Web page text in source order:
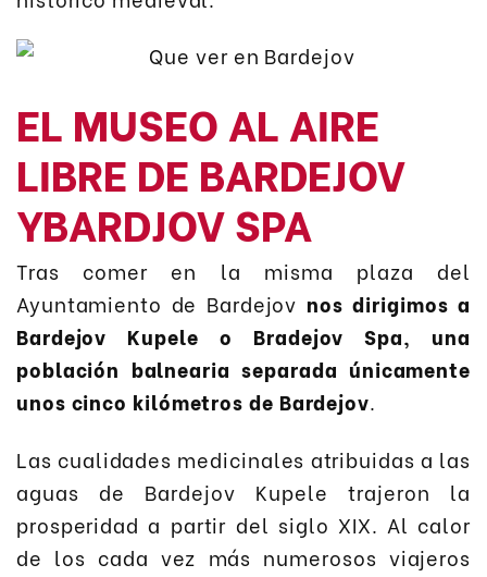
EL MUSEO AL AIRE
LIBRE DE BARDEJOV
YBARDJOV SPA
Tras comer en la misma plaza del
Ayuntamiento de Bardejov nos dirigimos a
Bardejov Kupele o Bradejov Spa, una
población balnearia separada únicamente
unos cinco kilómetros de Bardejov.
Las cualidades medicinales atribuidas a las
aguas de Bardejov Kupele trajeron la
prosperidad a partir del siglo XIX. Al calor
de los cada vez más numerosos viajeros